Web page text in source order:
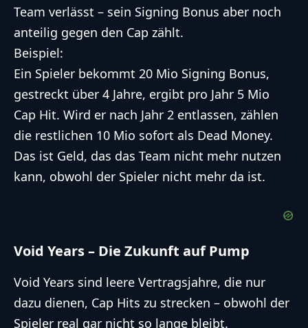
Team verlässt – sein Signing Bonus aber noch
anteilig gegen den Cap zählt.
Beispiel:
Ein Spieler bekommt 20 Mio Signing Bonus,
gestreckt über 4 Jahre, ergibt pro Jahr 5 Mio
Cap Hit. Wird er nach Jahr 2 entlassen, zählen
die restlichen 10 Mio sofort als Dead Money.
Das ist Geld, das das Team nicht mehr nutzen
kann, obwohl der Spieler nicht mehr da ist.
Void Years – Die Zukunft auf Pump
Void Years sind leere Vertragsjahre, die nur
dazu dienen, Cap Hits zu strecken – obwohl der
Spieler real gar nicht so lange bleibt.